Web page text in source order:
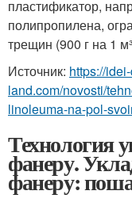
пластификатор,
полипропилена,
трещин (900 г на 1
Источник: https://
land.com/novosti/
linoleuma-na-pol-
Технология
фанеру.
фанеру: